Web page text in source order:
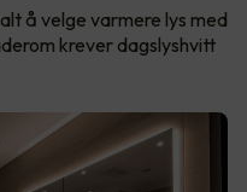
å velge varmere lys med
krever dagslyshvitt